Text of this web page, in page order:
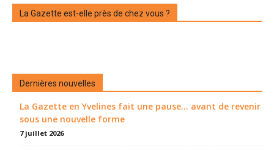
La Gazette est-elle près de chez vous ?
Dernières nouvelles
La Gazette en Yvelines fait une pause... avant de revenir
sous une nouvelle forme
7 juillet 2026